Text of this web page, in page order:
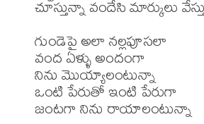
చూస్తున్నా వందేసి మార్కులు
గుండెపై అలా నల్లపూసలా
వంద ఏళ్ళు అందంగా
నిను మొయ్యాలంటున్నా
ఒంటి పేరుతో ఇంటి పేరుగా
జంటగా నిను రాయాలంటున్నా